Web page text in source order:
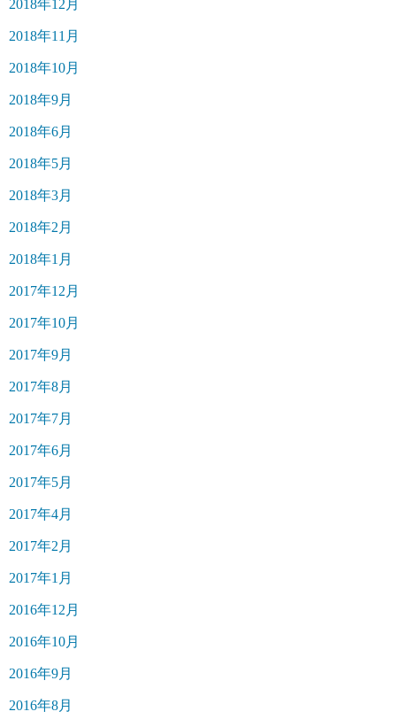
2018年12月
2018年11月
2018年10月
2018年9月
2018年6月
2018年5月
2018年3月
2018年2月
2018年1月
2017年12月
2017年10月
2017年9月
2017年8月
2017年7月
2017年6月
2017年5月
2017年4月
2017年2月
2017年1月
2016年12月
2016年10月
2016年9月
2016年8月